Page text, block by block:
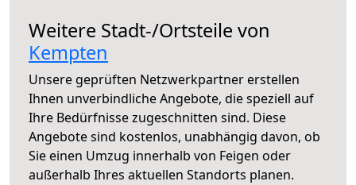
Weitere Stadt-/Ortsteile von
Kempten
Unsere geprüften Netzwerkpartner erstellen
Ihnen unverbindliche Angebote, die speziell auf
Ihre Bedürfnisse zugeschnitten sind. Diese
Angebote sind kostenlos, unabhängig davon, ob
Sie einen Umzug innerhalb von Feigen oder
außerhalb Ihres aktuellen Standorts planen.